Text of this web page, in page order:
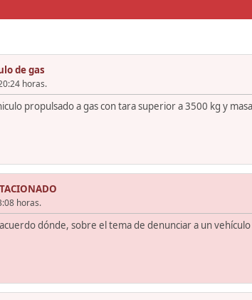
de gas
horas.
propulsado a gas con tara superior a 3500 kg y
horas.
dónde, sobre el tema de denunciar a un